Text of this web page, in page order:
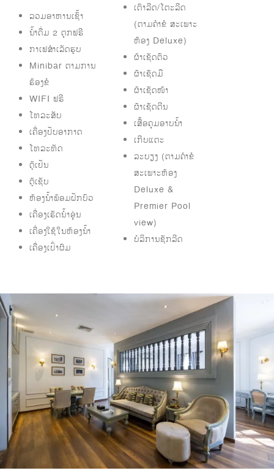
ລວມອາຫານເຊົ້າ
ນ້ຳດື່ມ 2 ຕຸກຟຣີ
ກາເຟສຳເລັດຮູບ
Minibar ຕາມການ
ຮ້ອງຂໍ
WIFI ຟຣີ
ໂທລະສັບ
ເຄື່ອງປັບອາກາດ
ໂທລະທັດ
ຕູ້ເຢັນ
ຕູ້ເຊັບ
ຫ້ອງນ້ຳພ້ອມຝັກບົວ
ເຄື່ອງເຮັດນໍ້າອຸ່ນ
ເຄື່ອງໃຊ້ໃນຫ້ອງນ້ຳ
ເຄື່ອງເປົ່າຜົມ
ເຕົາລີດ/ໂຕະລີດ
(ຕາມຄຳຂໍ ສະເພາະ
ຫ້ອງ Deluxe)
ຜ້າເຊັດຕົວ
ຜ້າເຊັດມື
ຜ້າເຊັດໜ້າ
ຜ້າເຊັດຕີນ
ເສື້ອຄຸມອາບນ້ຳ
ເກີບແຕະ
ລະບຽງ (ຕາມຄຳຂໍ
ສະເພາະຫ້ອງ
Deluxe &
Premier Pool
view)
ບໍລິການຊັກລີດ